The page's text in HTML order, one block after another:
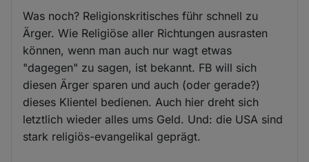
Was noch? Religionskritisches führ schnell zu
Ärger. Wie Religiöse aller Richtungen ausrasten
können, wenn man auch nur wagt etwas
"dagegen" zu sagen, ist bekannt. FB will sich
diesen Ärger sparen und auch (oder gerade?)
dieses Klientel bedienen. Auch hier dreht sich
letztlich wieder alles ums Geld. Und: die USA sind
stark religiös-evangelikal geprägt.